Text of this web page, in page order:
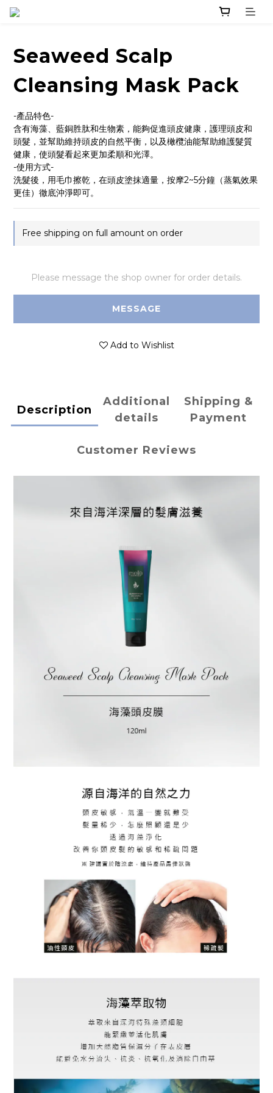
Seaweed Scalp
Cleansing Mask Pack
-產品特色-
含有海藻、藍銅胜肽和生物素，能夠促進頭皮健康，護理頭皮和
頭髮，並幫助維持頭皮的自然平衡，以及橄欖油能幫助維護髮質
健康，使頭髮看起來更加柔順和光澤。
-使用方式-
洗髮後，用毛巾擦乾，在頭皮塗抹適量，按摩2~5分鐘（蒸氣效果
更佳）徹底沖淨即可。
Free shipping on full amount on order
Please message the shop owner for order details.
MESSAGE
Add to Wishlist
Description
Additional
details
Shipping &
Payment
Customer Reviews